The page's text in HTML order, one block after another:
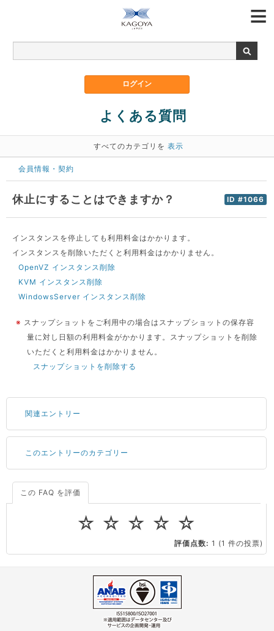
よくある質問
すべてのカテゴリを 表示
会員情報・契約
ID #1066
休止にすることはできますか？
インスタンスを停止しても利用料金はかかります。
インスタンスを削除いただくと利用料金はかかりません。
OpenVZ インスタンス削除
KVM インスタンス削除
WindowsServer インスタンス削除
※ スナップショットをご利用中の場合はスナップショットの保存容
量に対し日額の利用料金がかかります。スナップショットを削除
いただくと利用料金はかかりません。
スナップショットを削除する
関連エントリー
サーバーが重いので調査してほしい
一つの IP アドレスに複数のウェブサイトを公開したい
CPUやメモリをアップグレードしたい
virtio とは何ですか？
ストレージ容量を追加できますか？
このエントリーのカテゴリー
会員情報・契約
この FAQ を評価
☆
☆
☆
☆
☆
評価点数: 1 (1 件の投票)